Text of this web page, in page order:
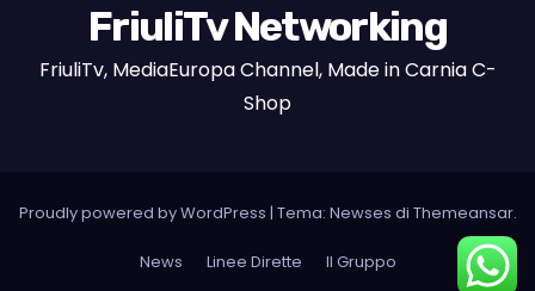
FriuliTv Networking
FriuliTv, MediaEuropa Channel, Made in Carnia C-
Shop
Proudly powered by WordPress | Tema: Newses di Themeansar.
News Linee Dirette Il Gruppo